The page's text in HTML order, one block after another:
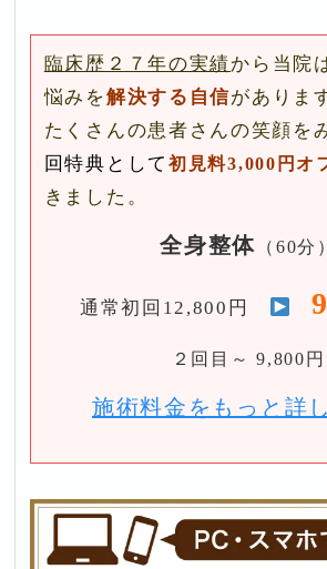
臨床歴２７年の実績から当院
悩みを解決する自信がありま
たくさんの患者さんの笑顔を
回特典として 初見料3,000円オ
きました。
全身整体 （60分）
通常初回12,800円
２回目～ 9,800円
施術料金をもっと詳